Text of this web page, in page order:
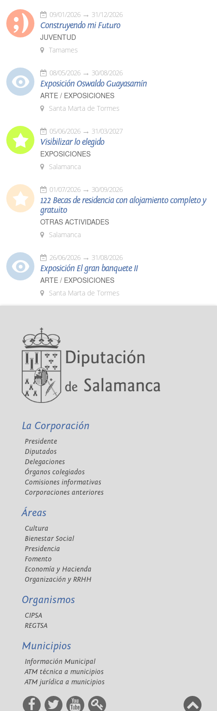
09/01/2026 31/12/2026
Construyendo mi Futuro
JUVENTUD
Tamames
08/05/2026 30/08/2026
Exposición Oswaldo Guayasamín
ARTE / EXPOSICIONES
Santa Marta de Tormes
05/06/2026 31/03/2027
Visibilizar lo elegido
EXPOSICIONES
Salamanca
01/07/2026 30/09/2026
122 Becas de residencia con alojamiento completo y
gratuito
OTRAS ACTIVIDADES
Salamanca
26/06/2026 31/08/2026
Exposición El gran banquete II
ARTE / EXPOSICIONES
Santa Marta de Tormes
La Corporación
Presidente
Diputados
Delegaciones
Órganos colegiados
Comisiones informativas
Corporaciones anteriores
Áreas
Cultura
Bienestar Social
Presidencia
Fomento
Economía y Hacienda
Organización y RRHH
Organismos
CIPSA
REGTSA
Municipios
Información Municipal
ATM técnica a municipios
ATM jurídica a municipios